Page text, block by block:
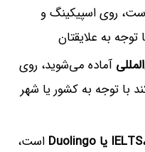
روی اسپیکینگ و
توجه به علایقتان
آماده می‌شوید، روی
توجه به کشور یا شهر
است،